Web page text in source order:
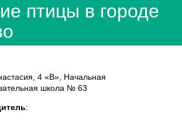
птицы в городе
4 «В», Начальная
школа № 63
: